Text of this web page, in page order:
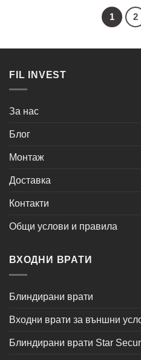
1662.11€
1 2
FIL INVEST
За нас
Блог
Монтаж
Доставка
Контакти
Общи услови и правила
ВХОДНИ ВРАТИ
Блиндирани врати
Входни врати за външни
Блиндирани врати Star